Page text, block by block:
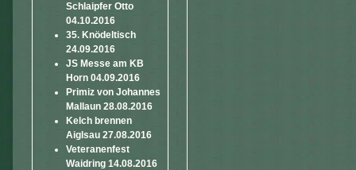
Schlaipfer Otto
04.10.2016
35. Knödeltisch
24.09.2016
JS Messe am KB
Horn 04.09.2016
Primiz von Johannes
Mallaun 28.08.2016
Kelch brennen
Aiglsau 27.08.2016
Veteranenfest
Waidring 14.08.2016